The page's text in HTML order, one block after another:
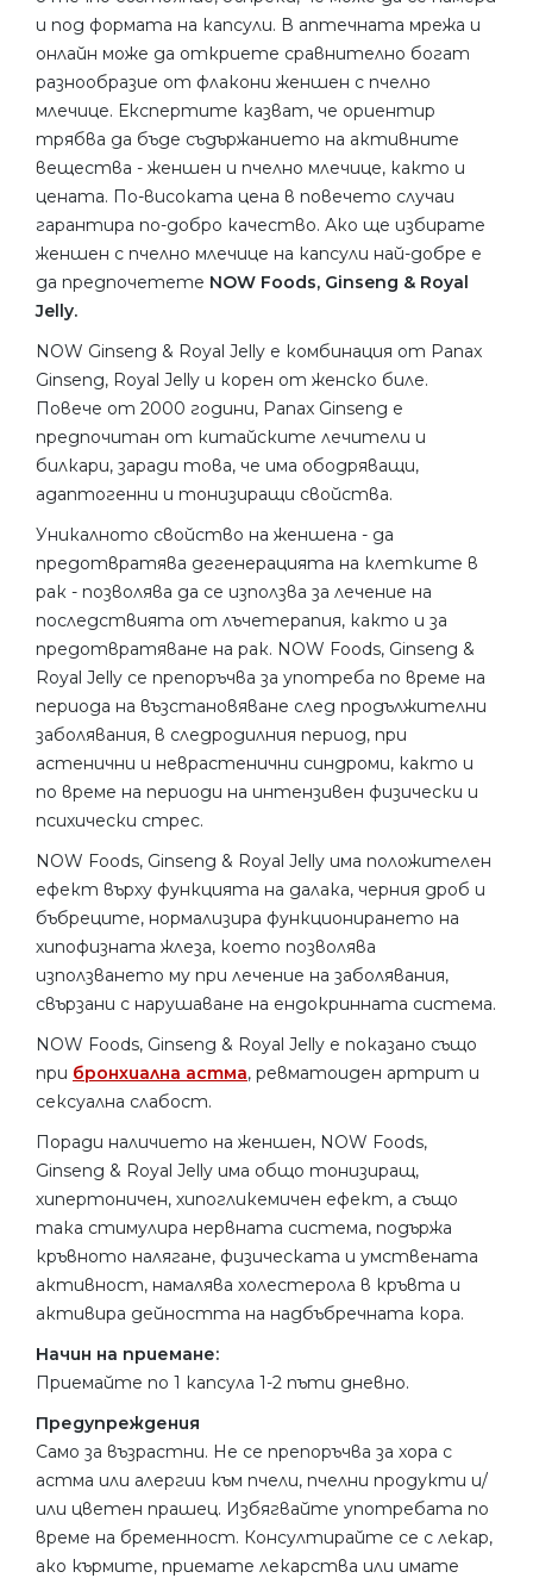
и под формата на капсули. В аптечната мрежа и
онлайн може да откриете сравнително богат
разнообразие от флакони женшен с пчелно
млечице. Експертите казват, че ориентир
трябва да бъде съдържанието на активните
вещества - женшен и пчелно млечице, както и
цената. По-високата цена в повечето случаи
гарантира по-добро качество. Ако ще избирате
женшен с пчелно млечице на капсули най-добре е
да предпочетете NOW Foods, Ginseng & Royal
Jelly.
NOW Ginseng & Royal Jelly е комбинация от Panax
Ginseng, Royal Jelly и корен от женско биле.
Повече от 2000 години, Panax Ginseng е
предпочитан от китайските лечители и
билкари, заради това, че има ободряващи,
адаптогенни и тонизиращи свойства.
Уникалното свойство на женшена - да
предотвратява дегенерацията на клетките в
рак - позволява да се използва за лечение на
последствията от лъчетерапия, както и за
предотвратяване на рак. NOW Foods, Ginseng &
Royal Jelly се препоръчва за употреба по време на
периода на възстановяване след продължителни
заболявания, в следродилния период, при
астенични и неврастенични синдроми, както и
по време на периоди на интензивен физически и
психически стрес.
NOW Foods, Ginseng & Royal Jelly има положителен
ефект върху функцията на далака, черния дроб и
бъбреците, нормализира функционирането на
хипофизната жлеза, което позволява
използването му при лечение на заболявания,
свързани с нарушаване на ендокринната система.
NOW Foods, Ginseng & Royal Jelly е показано също
при бронхиална астма, ревматоиден артрит и
сексуална слабост.
Поради наличието на женшен, NOW Foods,
Ginseng & Royal Jelly има общо тонизиращ,
хипертоничен, хипогликемичен ефект, а също
така стимулира нервната система, подържа
кръвното налягане, физическата и умствената
активност, намалява холестерола в кръвта и
активира дейността на надбъбречната кора.
Начин на приемане:
Приемайте по 1 капсула 1-2 пъти дневно.
Предупреждения
Само за възрастни. Не се препоръчва за хора с
астма или алергии към пчели, пчелни продукти и/
или цветен прашец. Избягвайте употребата по
време на бременност. Консултирайте се с лекар,
ако кърмите, приемате лекарства или имате